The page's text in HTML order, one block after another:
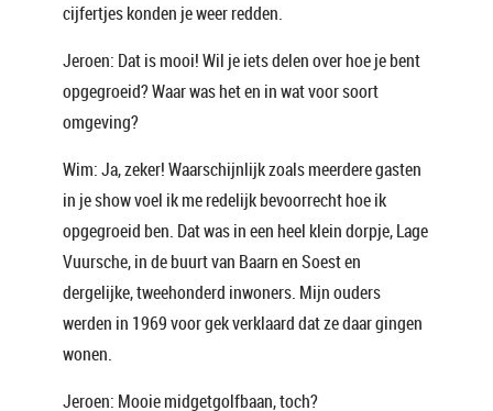
cijfertjes konden je weer redden.
Jeroen: Dat is mooi! Wil je iets delen over hoe je bent
opgegroeid? Waar was het en in wat voor soort
omgeving?
Wim: Ja, zeker! Waarschijnlijk zoals meerdere gasten
in je show voel ik me redelijk bevoorrecht hoe ik
opgegroeid ben. Dat was in een heel klein dorpje, Lage
Vuursche, in de buurt van Baarn en Soest en
dergelijke, tweehonderd inwoners. Mijn ouders
werden in 1969 voor gek verklaard dat ze daar gingen
wonen.
Jeroen: Mooie midgetgolfbaan, toch?